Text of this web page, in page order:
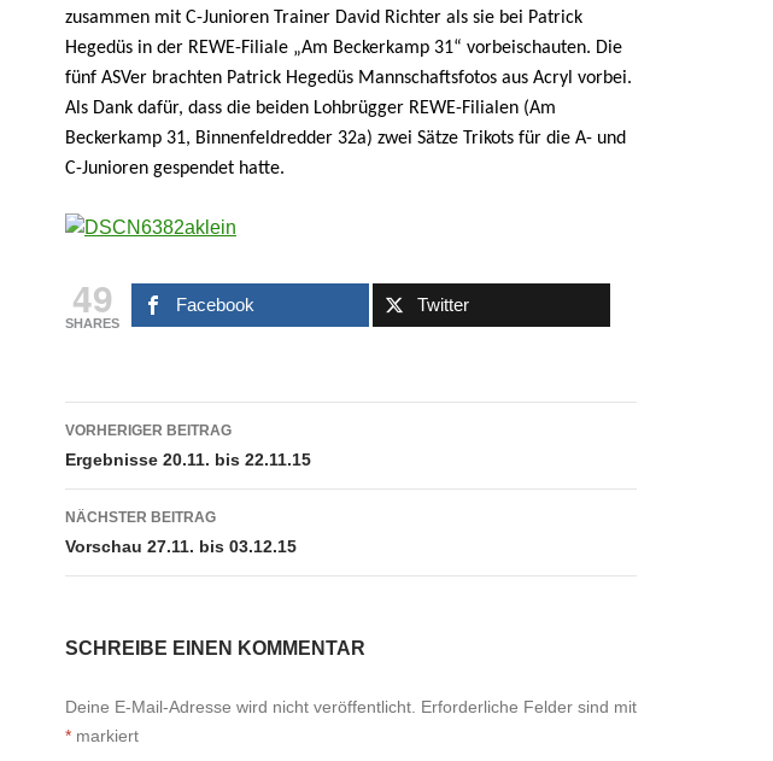
zusammen mit C-Junioren Trainer David Richter als sie bei Patrick
Hegedüs in der REWE-Filiale „Am Beckerkamp 31“ vorbeischauten. Die
fünf ASVer brachten Patrick Hegedüs Mannschaftsfotos aus Acryl vorbei.
Als Dank dafür, dass die beiden Lohbrügger REWE-Filialen (Am
Beckerkamp 31, Binnenfeldredder 32a) zwei Sätze Trikots für die A- und
C-Junioren gespendet hatte.
49
SHARES
Facebook Twitter
Beitragsnavigation
VORHERIGER BEITRAG
Ergebnisse 20.11. bis 22.11.15
NÄCHSTER BEITRAG
Vorschau 27.11. bis 03.12.15
SCHREIBE EINEN KOMMENTAR
Deine E-Mail-Adresse wird nicht veröffentlicht. Erforderliche Felder sind mit
* markiert